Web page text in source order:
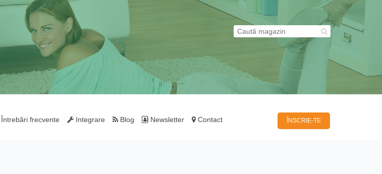
Întrebări frecvente Integrare Blog Newsletter Contact ÎNSCRIE-TE